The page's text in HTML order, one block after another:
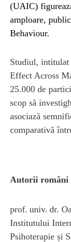
(UAIC)
amploare,
Behaviour.
Studiul, intitulat
Effect Across
25.000 de
scop să
asociază
comparativă
Autorii români
prof. univ. dr.
Institutului
Psihoterapie și